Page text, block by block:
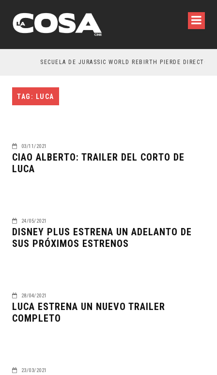
SECUELA DE JURASSIC WORLD REBIRTH PIERDE DIRECTOR
TAG: LUCA
03/11/2021
CIAO ALBERTO: TRAILER DEL CORTO DE
LUCA
24/05/2021
DISNEY PLUS ESTRENA UN ADELANTO DE
SUS PRÓXIMOS ESTRENOS
28/04/2021
LUCA ESTRENA UN NUEVO TRAILER
COMPLETO
23/03/2021